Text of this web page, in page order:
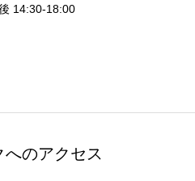
14:30-18:00
へのアクセス